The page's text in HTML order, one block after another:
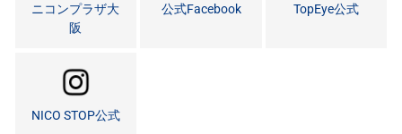
ニコンプラザ大
阪
公式Facebook TopEye公式
NICO STOP公式